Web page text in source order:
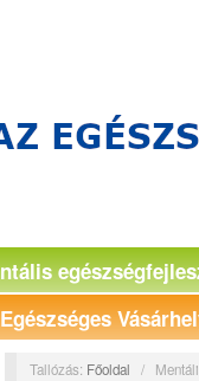
Egészséges
Tallózás: Főoldal /